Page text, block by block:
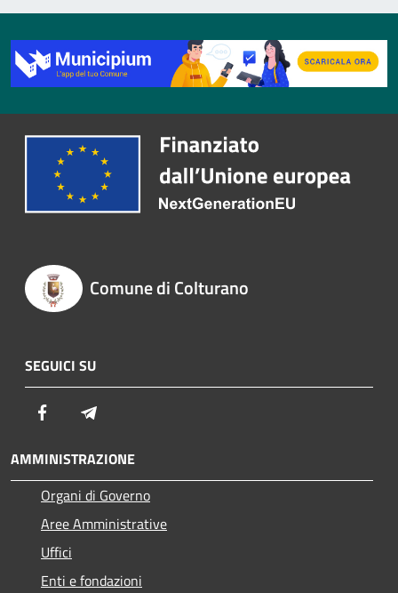
Comune di Colturano
SEGUICI SU
Facebook
AMMINISTRAZIONE
Organi di Governo
Aree Amministrative
Uffici
Enti e fondazioni